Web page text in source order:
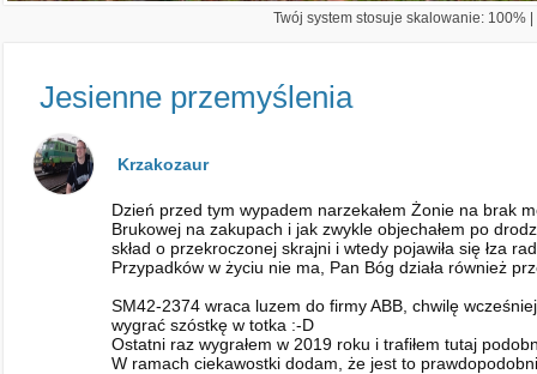
Twój system stosuje skalowanie: 100%
Jesienne przemyślenia
Krzakozaur
Dzień przed tym wypadem narzekałem Żonie na brak
Brukowej na zakupach i jak zwykle objechałem po
skład o przekroczonej skrajni i wtedy pojawiła się łza
Przypadków w życiu nie ma, Pan Bóg działa również
SM42-2374 wraca luzem do firmy ABB, chwilę
wygrać szóstkę w totka :-D
Ostatni raz wygrałem w 2019 roku i trafiłem tutaj
W ramach ciekawostki dodam, że jest to